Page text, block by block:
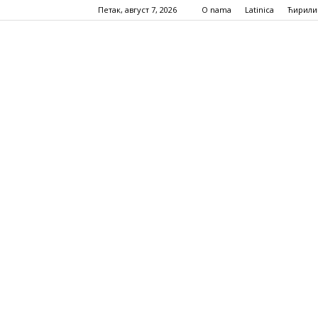
Петак, август 7, 2026 O nama Latinica